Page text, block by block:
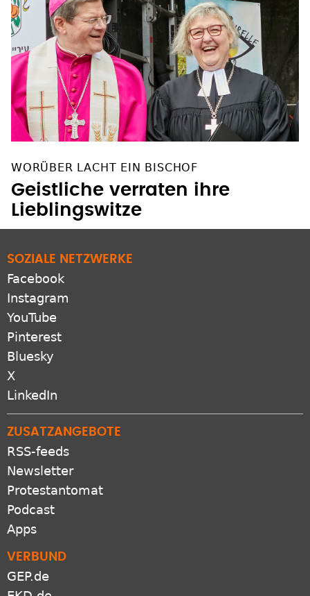
WORÜBER LACHT EIN BISCHOF
Geistliche verraten ihre
Lieblingswitze
SOZIALE NETZWERKE
Facebook
Instagram
YouTube
Pinterest
Bluesky
X
LinkedIn
ZUSATZANGEBOTE
RSS-feeds
Newsletter
Protestantomat
Podcast
Apps
VERBUND
GEP.de